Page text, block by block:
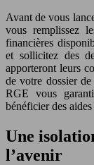
Avant de vous
vous remplissez
financières
et sollicitez des
apporteront leurs
de votre dossier
RGE vous
bénéficier des
Une
l’avenir